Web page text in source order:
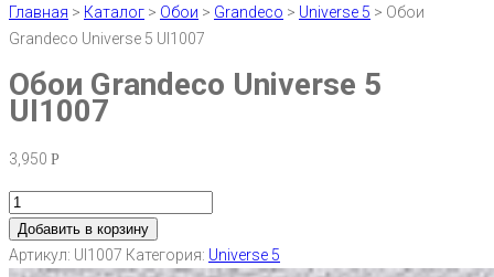
Главная > Каталог > Обои > Grandeco > Universe 5 > Обои
Grandeco Universe 5 UI1007
Обои Grandeco Universe 5
UI1007
3,950 Р
Добавить в корзину
Артикул: UI1007 Категория: Universe 5